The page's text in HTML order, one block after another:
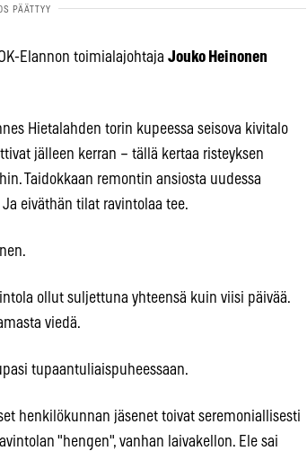
Elannon toimialajohtaja Jouko Heinonen
Hietalahden torin kupeessa seisova kivitalo
jälleen kerran – tällä kertaa risteyksen
Taidokkaan remontin ansiosta uudessa
eiväthän tilat ravintolaa tee.
ollut suljettuna yhteensä kuin viisi päivää.
viedä.
tupaantuliaispuheessaan.
henkilökunnan jäsenet toivat seremoniallisesti
"hengen", vanhan laivakellon. Ele sai